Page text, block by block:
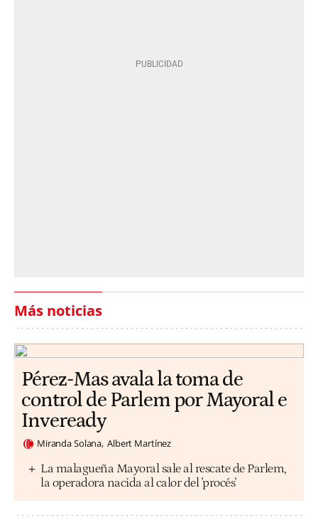
Más noticias
Pérez-Mas avala la toma de
control de Parlem por Mayoral e
Inveready
Miranda Solana Albert Martínez
La malagueña Mayoral sale al rescate de Parlem,
la operadora nacida al calor del 'procés'